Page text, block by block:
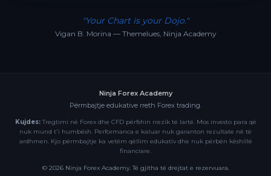
"Your Chart is your Dojo."
Vigan B. Morina — Themelues, Ninja Academy
Ninja Forex Academy
Përmbajtje edukative rreth Forex trading.
Kujdes:Tregtimi në Forex dhe CFD përfshin rrezik të lartë. Mos investo para që
nuk mund t'i humbësh. Performanca e kaluar nuk garanton rezultate në të
ardhmen. Kjo përmbajtje ka vetëm qëllim edukativ dhe nuk përbën këshillë
financiare.
© 2026Ninja Forex Academy. Të gjitha të drejtat e rezervuara.